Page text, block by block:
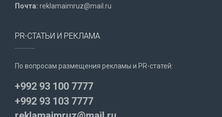
Почта: reklamaimruz@mail.ru
PR-СТАТЬИ И РЕКЛАМА
По вопросам размещения рекламы и PR-статей:
+992 93 100 7777
+992 93 103 7777